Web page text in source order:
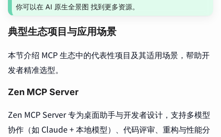
你可以在 AI 原生全景图 找到更多资源。
典型生态项目与应用场景
本节介绍 MCP 生态中的代表性项目及其适用场景，帮助开
发者精准选型。
Zen MCP Server
Zen MCP Server 专为桌面助手与开发者设计，支持多模型
协作（如 Claude + 本地模型）、代码评审、重构与性能分